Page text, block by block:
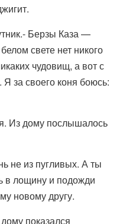
Берзы Каза —
свете нет никого
чудовищ, а вот с
за своего коня боюсь:
Из дому послышалось
не из пугливых. А ты
в лощину и подожди
новому другу.
показался